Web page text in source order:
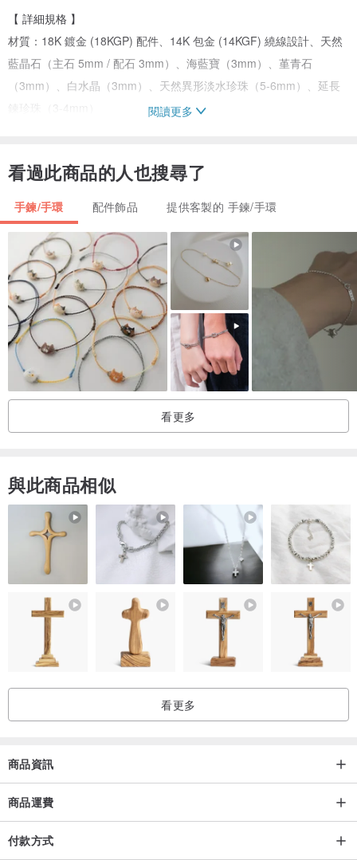
【 詳細規格 】
材質：18K 鍍金 (18KGP) 配件、14K 包金 (14KGF) 繞線設計、天然
藍晶石（主石 5mm / 配石 3mm）、海藍寶（3mm）、堇青石
（3mm）、白水晶（3mm）、天然異形淡水珍珠（5-6mm）、延長
【 📏 尺寸說明 】
適用手圍 14.5-16cm，附延長鍊
【 BNG-S Studio 購物安心保證 】
100% 實品拍攝：賣場所有照片皆為工作室於自然光下實景拍攝。我
們盡最大努力還原飾品最真實的色澤與細節，忠實呈現天然礦石與珍
珠的原始樣貌，讓您能安心選購。
專屬品牌包裝：每件飾品皆會妥善包裝出貨，並附贈收納袋方便您日
常保存。無論是犒賞自己或作為心意餽贈，都能擁有美好的開箱體
驗。
請避免飾品直接接觸香水、乳液、洗手乳或化學洗劑。 每次配戴回家
後，請務必以乾淨軟布輕輕擦拭表面汗水，並單獨收納於乾燥陰涼處
的夾鏈袋中隔絕空氣喔！
閱讀更多
看過此商品的人也搜尋了
手鍊/手環 配件飾品 提供客製的 手鍊/手環
看更多
與此商品相似
看更多
商品資訊
商品運費
付款方式